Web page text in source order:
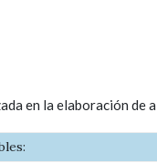
en la elaboración de